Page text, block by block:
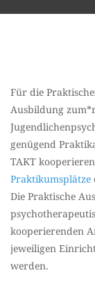
Für die
Ausbildung
genügend
TAKT
Praktikumsplätze
Die Praktische
kooperierenden
jeweiligen
werden.